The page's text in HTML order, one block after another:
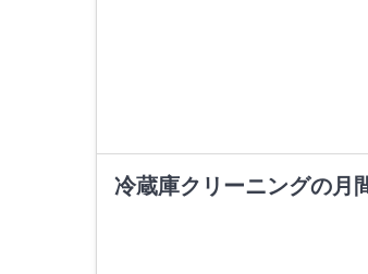
冷蔵庫クリーニングの月